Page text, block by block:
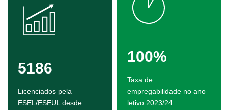
5186
Licenciados pela
ESEL/ESEUL desde
100%
Taxa de
empregabilidade no ano
letivo 2023/24